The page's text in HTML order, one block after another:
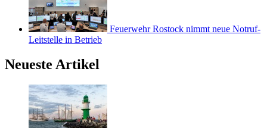
Feuerwehr Rostock nimmt neue Notruf-
Leitstelle in Betrieb
Neueste Artikel